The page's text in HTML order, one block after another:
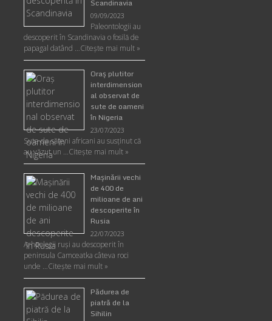
Scandinavia
09/09/2023
Paleontologii au
descoperit în Scandinavia o fosilă de
papagal datând …Citește mai mult »
Oraş plutitor
interdimension
al observat de
sute de oameni
în Nigeria
23/07/2023
Sute de săteni africani au susținut că
au văzut un …Citește mai mult »
Maşinării vechi
de 400 de
milioane de ani
descoperite în
Rusia
22/07/2023
Arheologii ruşi au descoperit în
peninsula Camceatka câteva roci
unde …Citește mai mult »
Pădurea de
piatră de la
Sihilin